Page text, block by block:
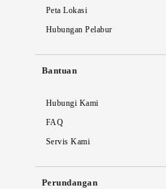
Peta Lokasi
Hubungan Pelabur
Bantuan
Hubungi Kami
FAQ
Servis Kami
Perundangan